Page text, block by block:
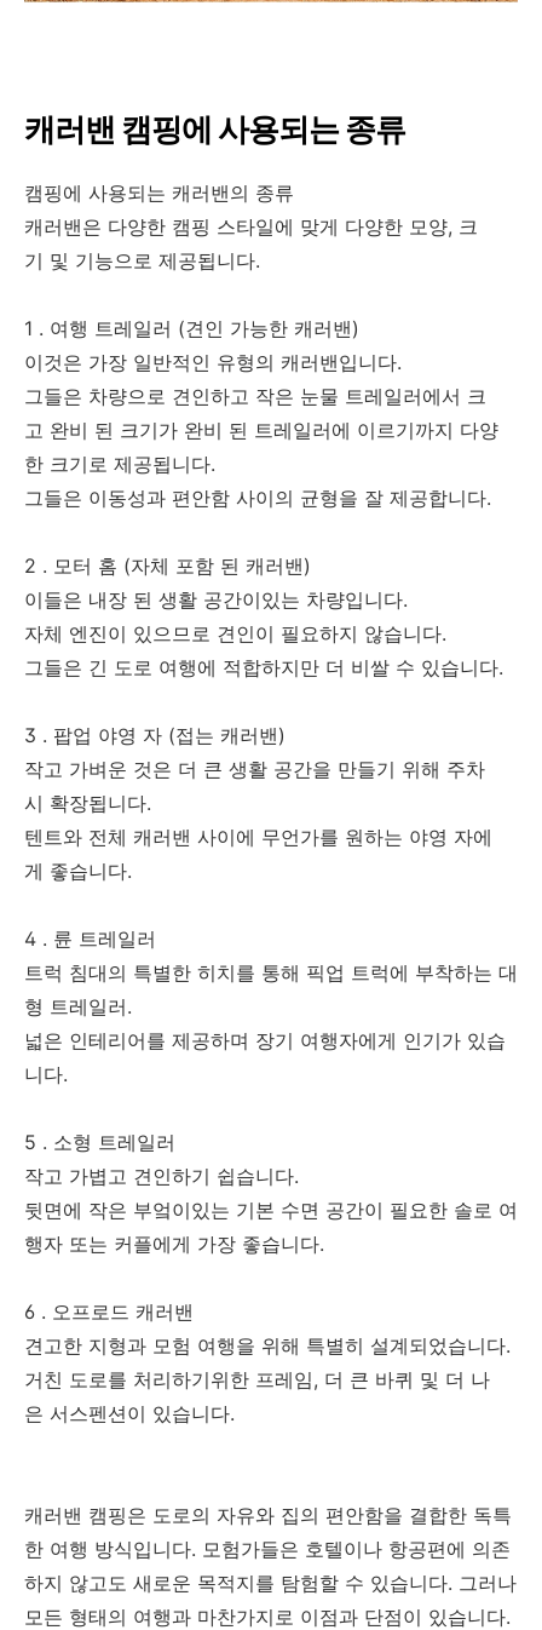
캐러밴 캠핑에 사용되는 종류
캠핑에 사용되는 캐러밴의 종류
캐러밴은 다양한 캠핑 스타일에 맞게 다양한 모양, 크
기 및 기능으로 제공됩니다.
1 . 여행 트레일러 (견인 가능한 캐러밴)
이것은 가장 일반적인 유형의 캐러밴입니다.
그들은 차량으로 견인하고 작은 눈물 트레일러에서 크
고 완비 된 크기가 완비 된 트레일러에 이르기까지 다양
한 크기로 제공됩니다.
그들은 이동성과 편안함 사이의 균형을 잘 제공합니다.
2 . 모터 홈 (자체 포함 된 캐러밴)
이들은 내장 된 생활 공간이있는 차량입니다.
자체 엔진이 있으므로 견인이 필요하지 않습니다.
그들은 긴 도로 여행에 적합하지만 더 비쌀 수 있습니다.
3 . 팝업 야영 자 (접는 캐러밴)
작고 가벼운 것은 더 큰 생활 공간을 만들기 위해 주차
시 확장됩니다.
텐트와 전체 캐러밴 사이에 무언가를 원하는 야영 자에
게 좋습니다.
4 . 륜 트레일러
트럭 침대의 특별한 히치를 통해 픽업 트럭에 부착하는 대
형 트레일러.
넓은 인테리어를 제공하며 장기 여행자에게 인기가 있습
니다.
5 . 소형 트레일러
작고 가볍고 견인하기 쉽습니다.
뒷면에 작은 부엌이있는 기본 수면 공간이 필요한 솔로 여
행자 또는 커플에게 가장 좋습니다.
6 . 오프로드 캐러밴
견고한 지형과 모험 여행을 위해 특별히 설계되었습니다.
거친 도로를 처리하기위한 프레임, 더 큰 바퀴 및 더 나
은 서스펜션이 있습니다.
캐러밴 캠핑은 도로의 자유와 집의 편안함을 결합한 독특
한 여행 방식입니다. 모험가들은 호텔이나 항공편에 의존
하지 않고도 새로운 목적지를 탐험할 수 있습니다. 그러나
모든 형태의 여행과 마찬가지로 이점과 단점이 있습니다.